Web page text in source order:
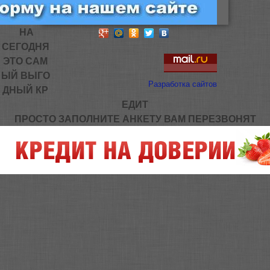
Разработка сайтов
НА
СЕГОДНЯ
ЭТО САМ
ЫЙ ВЫГО
ДНЫЙ КР
ЕДИТ
ПРОСТО ЗАПОЛНИТЕ АНКЕТУ ВАМ ПЕРЕЗВОНЯТ